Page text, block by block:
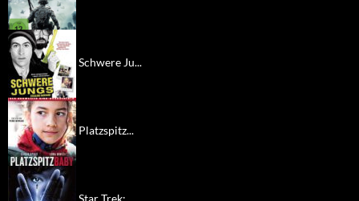
Schwere Ju...
Platzspitz...
Star Trek:...